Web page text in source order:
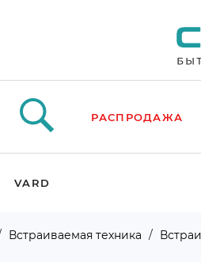
РАСПРОДАЖА
VARD
Встраиваемая техника